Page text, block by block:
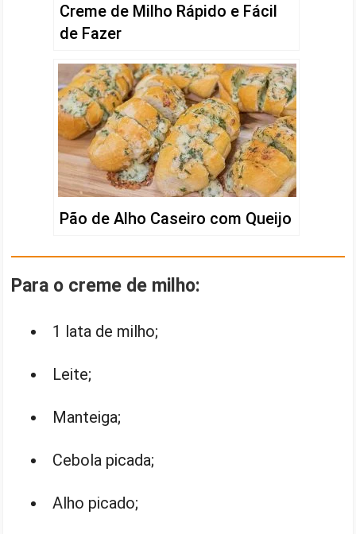
Creme de Milho Rápido e Fácil
de Fazer
Pão de Alho Caseiro com Queijo
Para o creme de milho:
1 lata de milho;
Leite;
Manteiga;
Cebola picada;
Alho picado;